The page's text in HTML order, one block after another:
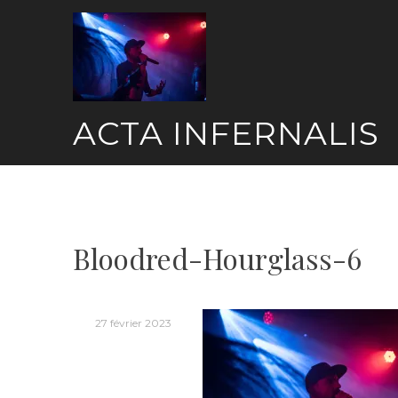
ACTA INFERNALIS
Bloodred-Hourglass-6
27 février 2023